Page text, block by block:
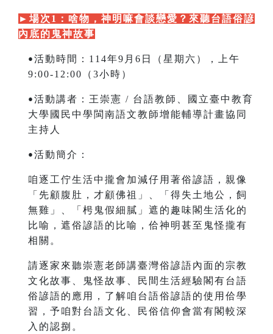
► 場次1：啥物，神明嘛會談戀愛？來聽台語俗諺
內底的鬼神故事
•活動時間：114年9月6日（星期六），上午
9:00-12:00（3小時）
•活動講者：王崇憲 / 台語教師、國立臺中教育
大學國民中學閩南語文教師增能輔導計畫協同
主持人
•活動簡介：
咱逐工佇生活中攏會加減仔用著俗諺語，親像
「先顧腹肚，才顧佛祖」、「得失土地公，飼
無雞」、「枵鬼假細膩」遮的趣味閣生活化的
比喻，遮俗諺語的比喻，佮神明甚至鬼怪攏有
相關。
請逐家來聽崇憲老師講臺灣俗諺語內面的宗教
文化故事、鬼怪故事、民間生活經驗閣有台語
俗諺語的應用，了解咱台語俗諺語的使用佮學
習，予咱對台語文化、民俗信仰會當有閣較深
入的認捌。